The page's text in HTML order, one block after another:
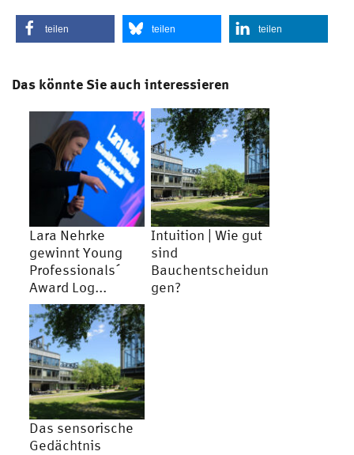
teilen teilen teilen
Das könnte Sie auch interessieren
Lara Nehrke
gewinnt Young
Professionals´
Award Log...
Intuition | Wie gut
sind
Bauchentscheidun
gen?
Das sensorische
Gedächtnis